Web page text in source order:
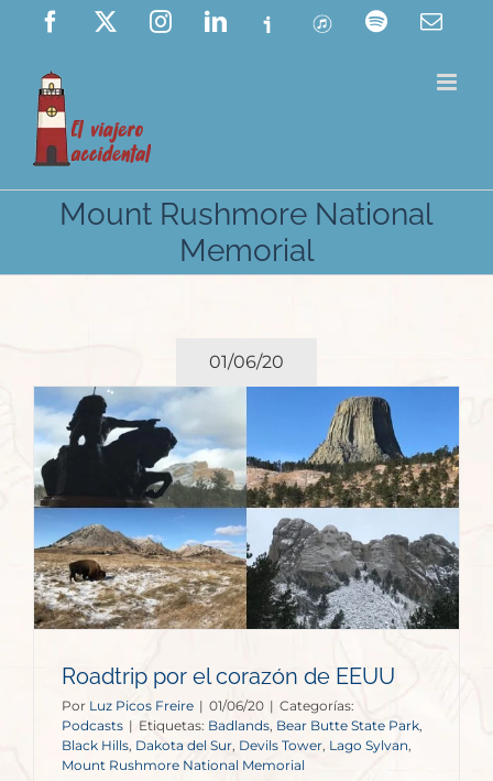
Saltar
contenido
Facebook InstagramLinkedIn
Ivoox ITunes Spotify
Mount Rushmore National
Memorial
01/06/20
Roadtrip por el corazón de EEUU
Por Luz Picos Freire | 01/06/20 | Categorías:
Podcasts | Etiquetas: Badlands, Bear Butte State Park,
Black Hills, Dakota del Sur, Devils Tower, Lago Sylvan,
Mount Rushmore National Memorial